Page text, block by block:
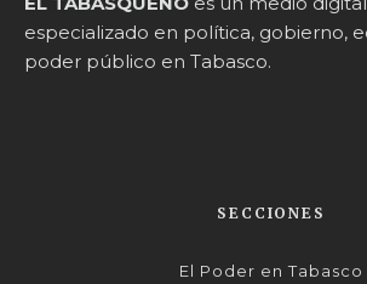
especializado en política, gobierno,
poder público en Tabasco.
SECCIONES
El Poder en Tabasco